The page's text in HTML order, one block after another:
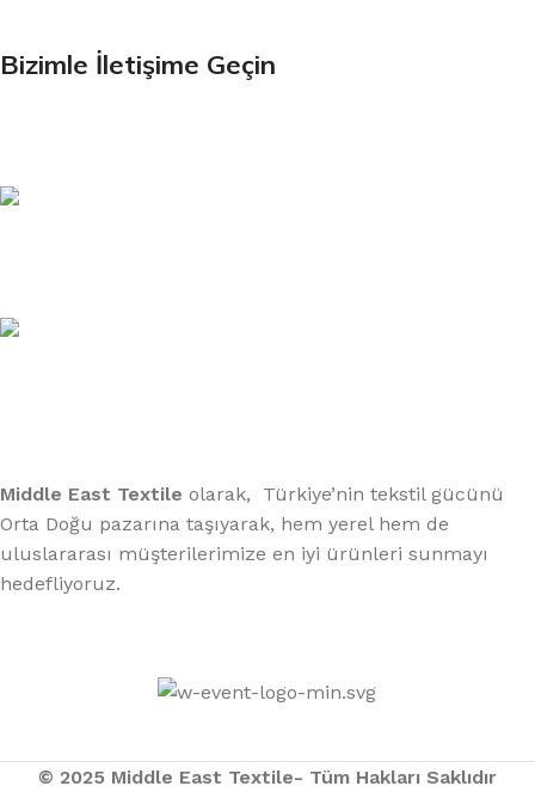
Bizimle İletişime Geçin
Middle East Textile olarak, Türkiye’nin tekstil gücünü
Orta Doğu pazarına taşıyarak, hem yerel hem de
uluslararası müşterilerimize en iyi ürünleri sunmayı
hedefliyoruz.
© 2025 Middle East Textile- Tüm Hakları Saklıdır